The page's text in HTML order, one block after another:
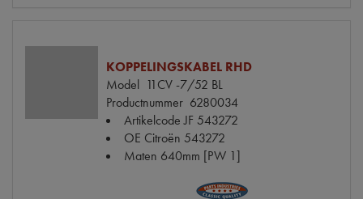
KOPPELINGSKABEL RHD
Model 11CV -7/52 BL
Productnummer 6280034
Artikelcode JF 543272
OE Citroën 543272
Maten 640mm [PW 1]